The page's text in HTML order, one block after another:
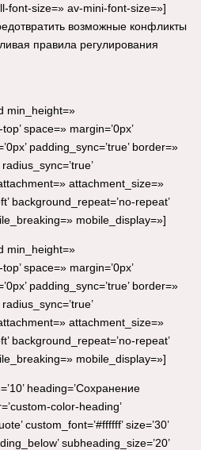
font-size=» av-mini-font-size=»]
возможные конфликты
правила регулирования
min_height=»
space=» margin=’0px’
padding_sync=’true’ border=»
attachment_size=»
background_repeat=’no-repeat’
mobile_display=»]
min_height=»
space=» margin=’0px’
padding_sync=’true’ border=»
attachment_size=»
background_repeat=’no-repeat’
mobile_display=»]
heading=’Сохранение
color-heading’
custom_font=’#ffffff’ size=’30’
subheading_size=’20’